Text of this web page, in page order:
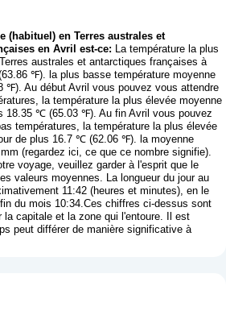
(habituel) en Terres australes et
en Avril est-ce: La température la plus
australes et antarctiques françaises à
℉). la plus basse température moyenne
℉). Au début Avril vous pouvez vous attendre
la température la plus élevée moyenne
18.35 ℃ (65.03 ℉). Au fin Avril vous pouvez
températures, la température la plus élevée
de plus 16.7 ℃ (62.06 ℉). la moyenne
(regardez ici, ce que ce nombre signifie).
voyage, veuillez garder à l'esprit que le
valeurs moyennes. La longueur du jour au
11:42 (heures et minutes), en le
du mois 10:34.Ces chiffres ci-dessus sont
la capitale et la zone qui l'entoure. Il est
peut différer de manière significative à